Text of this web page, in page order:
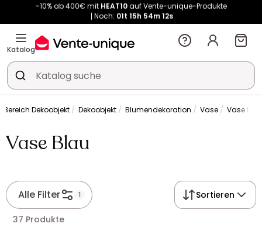
Noch:01t 15h 54m11s
Kauf-unique wird zu Vente-unique - Gleicher Shop, neuer Name!
-10% ab 400€ mit HEAT10 auf Vente-unique-Produkte
Noch:01t15h
Katalog
Bereich Dekoobjekt Dekoobjekt Blumendekoration Vase Vase
Vase Blau
Alle Filter 1 Sortieren
37 Produkte